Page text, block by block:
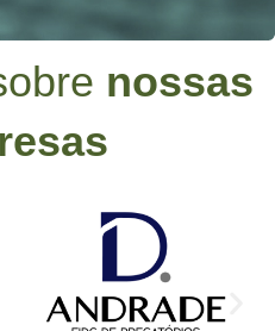
nossas